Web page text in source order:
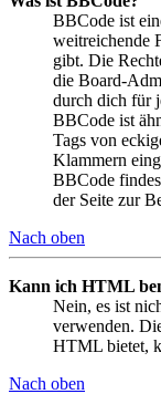
BBCode ist
weitreichende
gibt. Die
die Board-
durch dich für
BBCode ist
Tags von
Klammern
BBCode
der Seite zur
Nach oben
Kann ich HTML
Nein, es ist
verwenden.
HTML bietet,
Nach oben